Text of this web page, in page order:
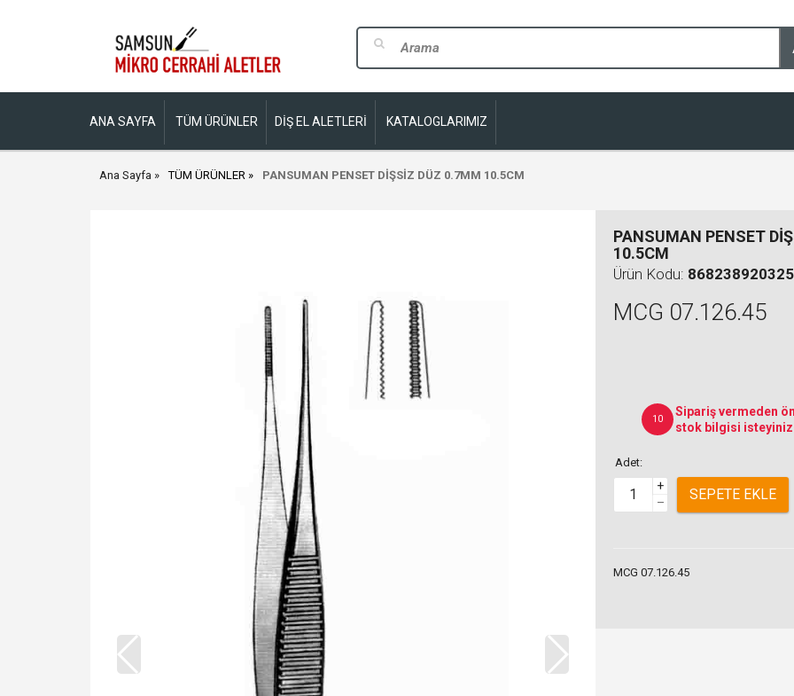
ANA SAYFA TÜM ÜRÜNLER DİŞ EL ALETLERİ KATALOGLARIMIZ
Ana Sayfa TÜM ÜRÜNLER PANSUMAN PENSET DİŞSİZ DÜZ 0.7MM 10.5CM
PANSUMAN PENSET
10.5CM
Ürün Kodu:
MCG 07.126.45
10
Sipariş vermeden
stok bilgisi
Adet:
+
–
SEPETE EKLE
MCG 07.126.45